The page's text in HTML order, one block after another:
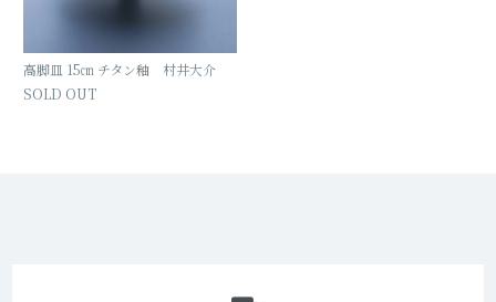
高脚皿 15㎝ チタン釉 村井大介
SOLD OUT